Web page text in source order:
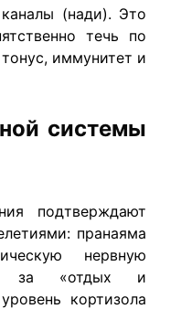
(нади). Это
течь по
иммунитет и
системы
подтверждают
пранаяма
нервную
за «отдых и
кортизола